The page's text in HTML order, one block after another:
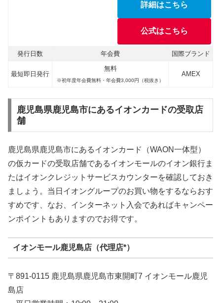
詳細はこちら
公式はこちら
発行日数 年会費 国際ブランド
最短即日発行
無料
※初年度年会費無料・年会費3,000円（税抜き）
AMEX
鹿児島県鹿児島市にあるイオンカードの受取店
舗
鹿児島県鹿児島市にあるイオンカード（WAON一体型）
の仮カードの受取店舗であるイオンモールのイオン銀行ま
たはイオンクレジットサービスカウンターを確認しておき
ましょう。当日イオングループのお買い物をするならおす
すめです、なお、インターネット入会であればキャンペー
ンポイントもありますのでお得です。
イオンモール鹿児島店（代理店*）
〒891-0115 鹿児島県鹿児島市東開町7 イオンモール鹿児
島店